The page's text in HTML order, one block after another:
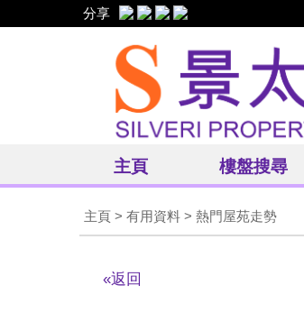
分享
主頁 樓盤搜尋
主頁 > 有用資料 > 熱門屋苑走勢
«返回